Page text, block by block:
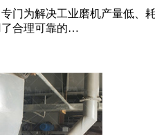
门为解决工业磨机产量低、
了合理可靠的…